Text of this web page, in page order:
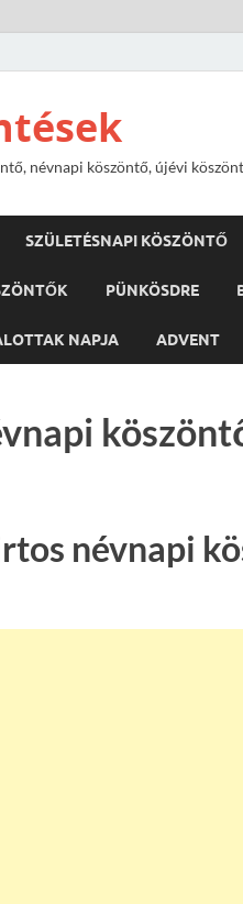
névnapi köszöntő, újévi
SZÜLETÉSNAPI KÖSZÖNTŐ
PÜNKÖSDRE
NAPJA ADVENT
névnapi